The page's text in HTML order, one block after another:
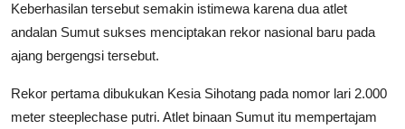
Keberhasilan tersebut semakin istimewa karena dua atlet
andalan Sumut sukses menciptakan rekor nasional baru pada
ajang bergengsi tersebut.
Rekor pertama dibukukan Kesia Sihotang pada nomor lari 2.000
meter steeplechase putri. Atlet binaan Sumut itu mempertajam